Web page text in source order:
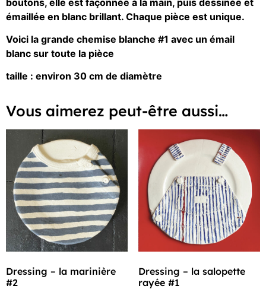
émaillée en blanc brillant. Chaque pièce est unique.
Voici la grande chemise blanche #1 avec un émail
blanc sur toute la pièce
taille : environ 30 cm de diamètre
Vous aimerez peut-être aussi…
Dressing – la marinière
#2
Dressing – la salopette
rayée #1